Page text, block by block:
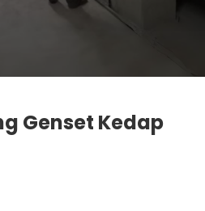
Genset Kedap